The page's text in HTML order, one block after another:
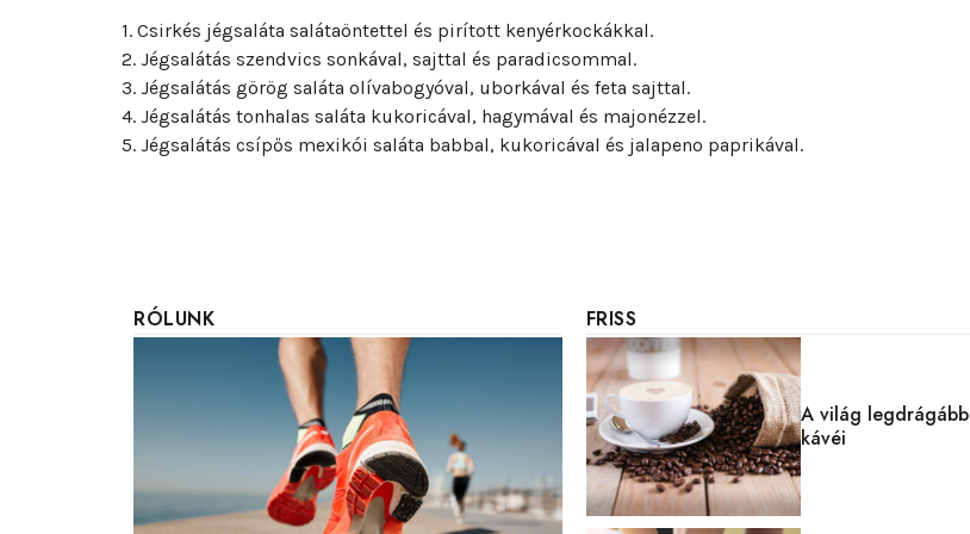
1. Csirkés jégsaláta salátaöntettel és pirított kenyérkockákkal.
2. Jégsalátás szendvics sonkával, sajttal és paradicsommal.
3. Jégsalátás görög saláta olívabogyóval, uborkával és feta sajttal.
4. Jégsalátás tonhalas saláta kukoricával, hagymával és majonézzel.
5. Jégsalátás csípős mexikói saláta babbal, kukoricával és jalapeno paprikával.
RÓLUNK FRISS
A világ legdrágább
kávéi